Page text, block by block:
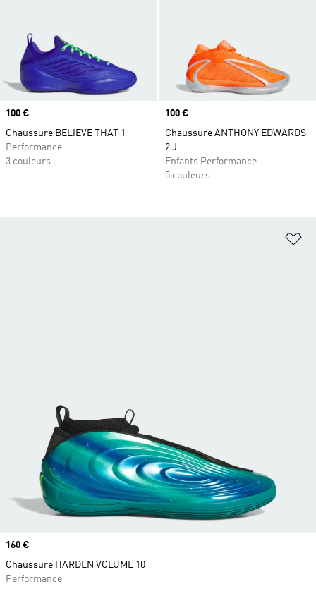
Prix
100 €
Chaussure BELIEVE THAT 1
Performance
3 couleurs
Prix
100 €
Chaussure ANTHONY EDWARDS
2 J
Enfants Performance
5 couleurs
Prix
160 €
Chaussure HARDEN VOLUME 10
Performance